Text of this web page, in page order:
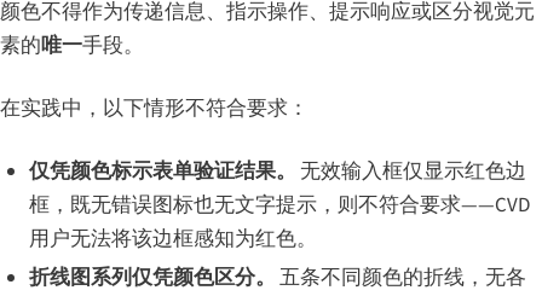
颜色不得作为传递信息、指示操作、提示响应或区分视觉元
素的唯一手段。
在实践中，以下情形不符合要求：
仅凭颜色标示表单验证结果。 无效输入框仅显示红色边
框，既无错误图标也无文字提示，则不符合要求——CVD
用户无法将该边框感知为红色。
折线图系列仅凭颜色区分。 五条不同颜色的折线，无各